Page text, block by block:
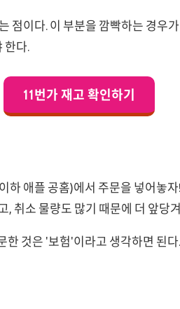
점이다. 이 부분을 깜빡하는 경우
한다.
11번가 재고 확인하기
하 애플 공홈)에서 주문을 넣어놓
, 취소 물량도 많기 때문에 더 앞당
것은 '보험'이라고 생각하면 된